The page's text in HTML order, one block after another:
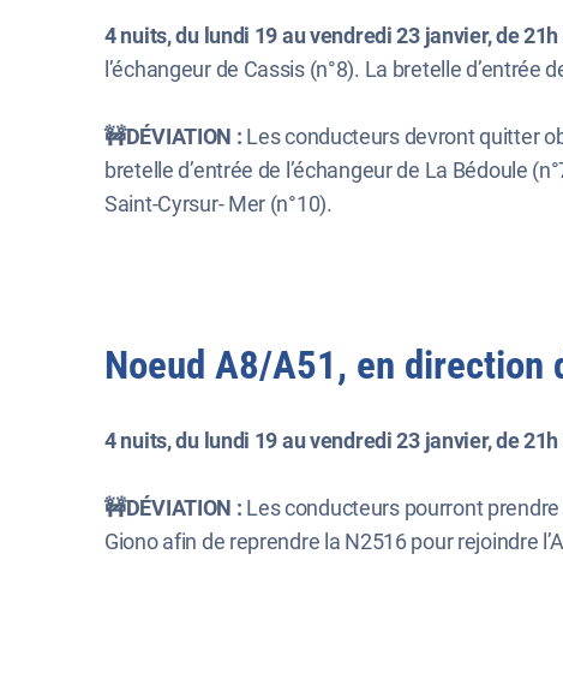
4 nuits, du lundi 19 au vendredi 23 janvier, de 21h
l’échangeur de Cassis (n°8). La bretelle
🚧DÉVIATION : Les conducteurs devront quitter
bretelle d’entrée de l’échangeur de La Bédoule
Saint-Cyrsur- Mer (n°10).
Noeud A8/A51, en direction
4 nuits, du lundi 19 au vendredi 23 janvier, de 21h
🚧DÉVIATION : Les conducteurs pourront prendre
Giono afin de reprendre la N2516 pour rejoindre